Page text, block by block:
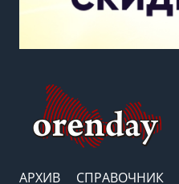
АРХИВ СПРАВОЧНИК